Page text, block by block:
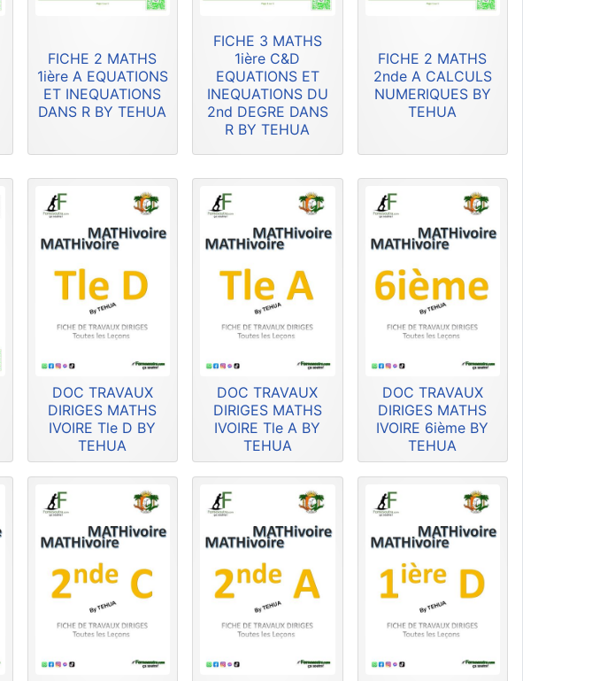
FICHE 2 MATHS
1ière A EQUATIONS
ET INEQUATIONS
DANS R BY TEHUA
FICHE 3 MATHS
1ière C&D
EQUATIONS ET
INEQUATIONS DU
2nd DEGRE DANS
R BY TEHUA
FICHE 2 MATHS
2nde A CALCULS
NUMERIQUES BY
TEHUA
DOC TRAVAUX
DIRIGES MATHS
IVOIRE Tle D BY
TEHUA
DOC TRAVAUX
DIRIGES MATHS
IVOIRE Tle A BY
TEHUA
DOC TRAVAUX
DIRIGES MATHS
IVOIRE 6ième BY
TEHUA